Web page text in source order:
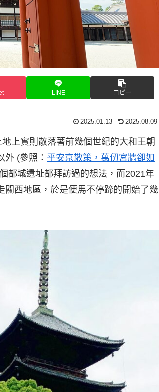
LINE コピー
2025.01.13 2025.08.09
上實則散落著前幾個世紀的大和王朝
(參照： 平安京散策，萬仞宮牆卻如
都城遺址都拜訪過的想法，而2021年
關西地區，於是便馬不停蹄的開始了幾